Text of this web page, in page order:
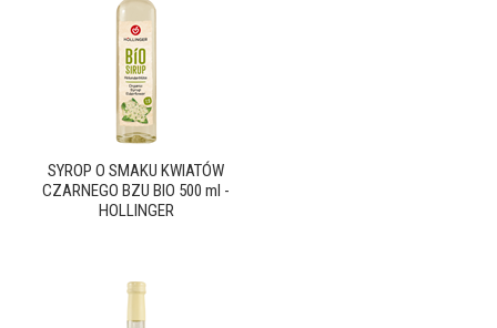
SYROP O SMAKU KWIATÓW
CZARNEGO BZU BIO 500 ml -
HOLLINGER